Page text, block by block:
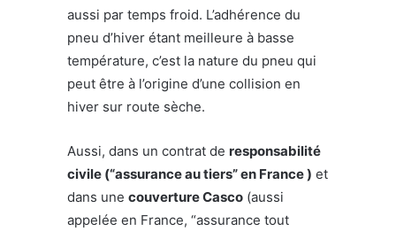
aussi par temps froid. L’adhérence du
pneu d’hiver étant meilleure à basse
température, c’est la nature du pneu qui
peut être à l’origine d’une collision en
hiver sur route sèche.
Aussi, dans un contrat de responsabilité
civile (“assurance au tiers” en France ) et
dans une couverture Casco (aussi
appelée en France, “assurance tout